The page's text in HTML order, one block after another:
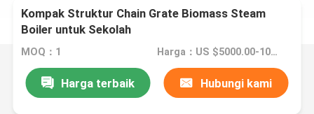
Kompak Struktur Chain Grate Biomass Steam
Boiler untuk Sekolah
MOQ：1 Harga：US $5000.00-10000.00
Harga terbaik Hubungi kami